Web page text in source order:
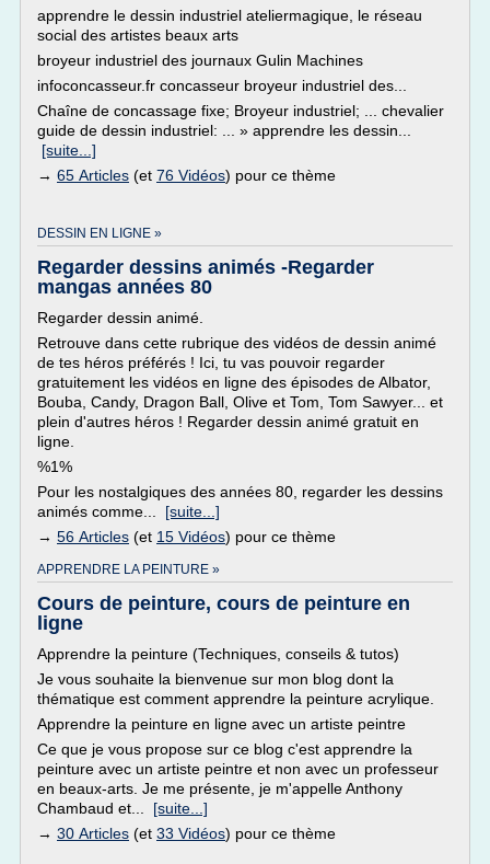
apprendre le dessin industriel ateliermagique, le réseau
social des artistes beaux arts
broyeur industriel des journaux Gulin Machines
infoconcasseur.fr concasseur broyeur industriel des...
Chaîne de concassage fixe; Broyeur industriel; ... chevalier
guide de dessin industriel: ... » apprendre les dessin...
[suite...]
→ 65 Articles (et 76 Vidéos) pour ce thème
DESSIN EN LIGNE »
Regarder dessins animés -Regarder
mangas années 80
Regarder dessin animé.
Retrouve dans cette rubrique des vidéos de dessin animé
de tes héros préférés ! Ici, tu vas pouvoir regarder
gratuitement les vidéos en ligne des épisodes de Albator,
Bouba, Candy, Dragon Ball, Olive et Tom, Tom Sawyer... et
plein d'autres héros ! Regarder dessin animé gratuit en
ligne.
%1%
Pour les nostalgiques des années 80, regarder les dessins
animés comme... [suite...]
→ 56 Articles (et 15 Vidéos) pour ce thème
APPRENDRE LA PEINTURE »
Cours de peinture, cours de peinture en
ligne
Apprendre la peinture (Techniques, conseils & tutos)
Je vous souhaite la bienvenue sur mon blog dont la
thématique est comment apprendre la peinture acrylique.
Apprendre la peinture en ligne avec un artiste peintre
Ce que je vous propose sur ce blog c'est apprendre la
peinture avec un artiste peintre et non avec un professeur
en beaux-arts. Je me présente, je m'appelle Anthony
Chambaud et... [suite...]
→ 30 Articles (et 33 Vidéos) pour ce thème